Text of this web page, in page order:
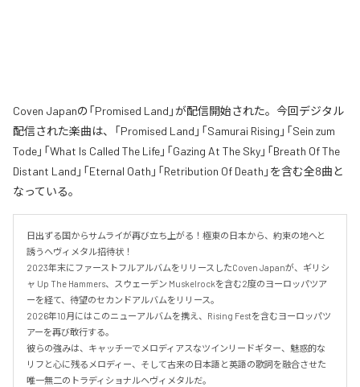
Coven Japanの「Promised Land」が配信開始された。今回デジタル
配信された楽曲は、「Promised Land」「Samurai Rising」「Sein zum
Tode」「What Is Called The Life」「Gazing At The Sky」「Breath Of The
Distant Land」「Eternal Oath」「Retribution Of Death」を含む全8曲と
なっている。
日出ずる国からサムライが再び立ち上がる！極東の日本から、約束の地へと
誘うヘヴィメタル招待状！
2023年末にファーストフルアルバムをリリースしたCoven Japanが、ギリシ
ャ Up The Hammers、スウェーデン Muskelrockを含む2度のヨーロッパツア
ーを経て、待望のセカンドアルバムをリリース。
2026年10月にはこのニューアルバムを携え、Rising Festを含むヨーロッパツ
アーを再び敢行する。
彼らの強みは、キャッチーでメロディアスなツインリードギター、魅惑的な
リフと心に残るメロディー、そして古来の日本語と英語の歌詞を融合させた
唯一無二のトラディショナルヘヴィメタルだ。